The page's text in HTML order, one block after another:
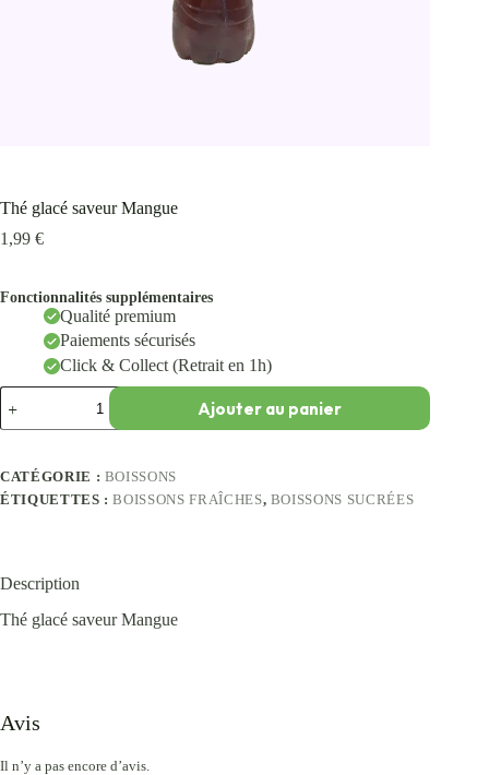
Thé glacé saveur Mangue
1,99 €
Fonctionnalités supplémentaires
Qualité premium
Paiements sécurisés
Click & Collect (Retrait en 1h)
Ajouter au panier
CATÉGORIE : BOISSONS
ÉTIQUETTES :BOISSONS FRAÎCHES, BOISSONS SUCRÉES
Description
Thé glacé saveur Mangue
Avis
Il n’y a pas encore d’avis.